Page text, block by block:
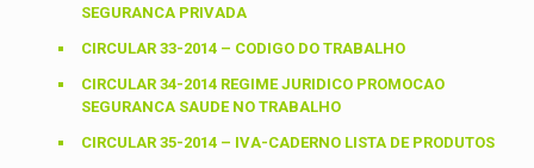
SEGURANCA PRIVADA
CIRCULAR 33-2014 – CODIGO DO TRABALHO
CIRCULAR 34-2014 REGIME JURIDICO PROMOCAO
SEGURANCA SAUDE NO TRABALHO
CIRCULAR 35-2014 – IVA-CADERNO LISTA DE PRODUTOS